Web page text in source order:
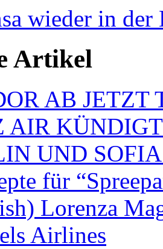
wieder in der
Artikel
AB
AIR
UND
für
Lorenza
Airlines